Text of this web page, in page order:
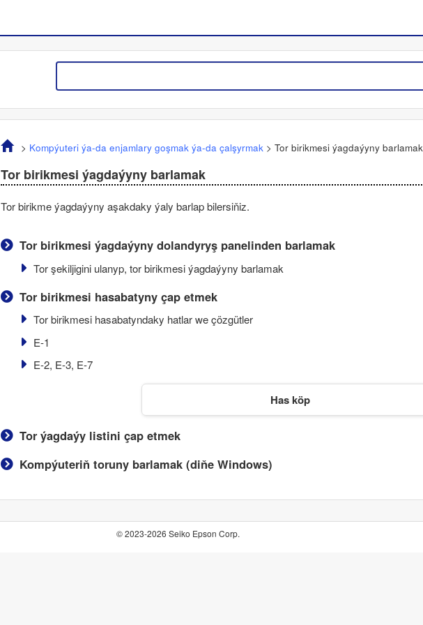
> Kompýuteri ýa-da enjamlary goşmak ýa-da çalşyrmak > Tor birikmesi ýagdaýyny barlamak
Tor birikmesi ýagdaýyny barlamak
Tor birikme ýagdaýyny aşakdaky ýaly barlap bilersiňiz.
Tor birikmesi ýagdaýyny dolandyryş panelinden barlamak
Tor şekiljigini ulanyp, tor birikmesi ýagdaýyny barlamak
Tor birikmesi hasabatyny çap etmek
Tor birikmesi hasabatyndaky hatlar we çözgütler
E-1
E-2, E-3, E-7
Has köp
Tor ýagdaýy listini çap etmek
Kompýuteriň toruny barlamak (diňe Windows)
© 2023-2026 Seiko Epson Corp.